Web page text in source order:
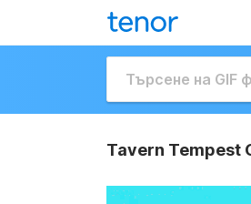
Tavern Tempest